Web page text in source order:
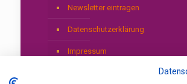
Newsletter eintragen
Datenschutzerklärung
Impressum